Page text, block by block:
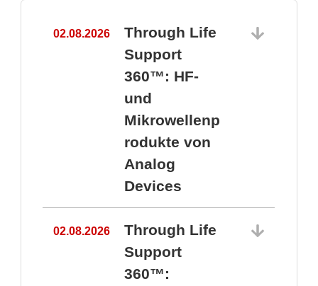
02.08.2026
Through Life
Support
360™: HF-
und
Mikrowellenp
rodukte von
Analog
Devices
02.08.2026
Through Life
Support
360™: